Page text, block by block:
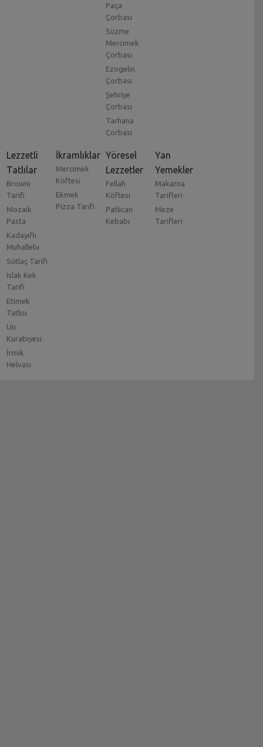
Paça
Çorbası
Süzme
Mercimek
Çorbası
Ezogelin
Çorbası
Şehriye
Çorbası
Tarhana
Çorbası
Lezzetli
Tatlılar
Browni
Tarifi
Mozaik
Pasta
Kadayıflı
Muhallebi
Sütlaç Tarifi
Islak Kek
Tarifi
Etimek
Tatlısı
Un
Kurabiyesi
İrmik
Helvası
İkramlıklar
Mercimek
Köftesi
Ekmek
Pizza Tarifi
Yöresel
Lezzetler
Fellah
Köftesi
Patlıcan
Kebabı
Yan
Yemekler
Makarna
Tarifleri
Meze
Tarifleri